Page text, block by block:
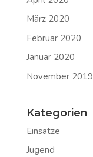
März 2020
Februar 2020
Januar 2020
November 2019
Kategorien
Einsätze
Jugend